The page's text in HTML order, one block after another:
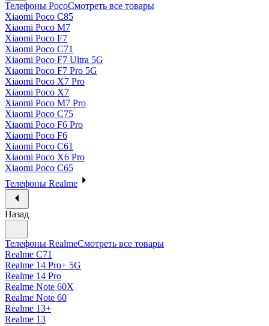
Телефоны PocoСмотреть все товары
Xiaomi Poco C85
Xiaomi Poco M7
Xiaomi Poco F7
Xiaomi Poco C71
Xiaomi Poco F7 Ultra 5G
Xiaomi Poco F7 Pro 5G
Xiaomi Poco X7 Pro
Xiaomi Poco X7
Xiaomi Poco M7 Pro
Xiaomi Poco C75
Xiaomi Poco F6 Pro
Xiaomi Poco F6
Xiaomi Poco C61
Xiaomi Poco X6 Pro
Xiaomi Poco C65
Телефоны Realme
Назад
Телефоны RealmeСмотреть все товары
Realme C71
Realme 14 Pro+ 5G
Realme 14 Pro
Realme Note 60X
Realme Note 60
Realme 13+
Realme 13